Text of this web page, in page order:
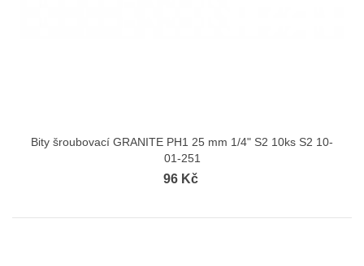
Bity šroubovací GRANITE PH1 25 mm 1/4" S2 10ks S2 10-
01-251
96 Kč